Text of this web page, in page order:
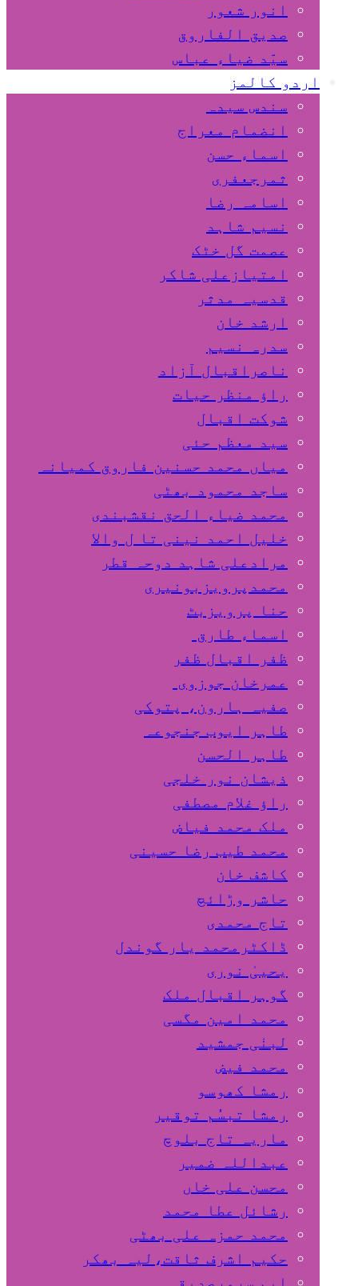
انور شعور
صدیق الفاروق
سیّد ضیاء عباس
اردو کالمز
سندس سیدہ
انضمام معراج
اسماء حسن
ثمرجعفری
اسامہ رضا
نسیم شاہد
عصمت گل خٹک
امتیازعلی شاکر
قدسیہ مدثر
ارشد خان
سدرہ نسیم
ناصراقبال آزاد
راؤ منظر حیات
شوکت اقبال
سید معظم حئی
میاں محمد حسنین فاروق کمیانہ
ساجد محمود بھٹی
محمد ضیاء الحق نقشبندی
خلیل احمد نینی تا ل والا
مرادعلی شاہد دوحہ قطر
محمدپرویزبونیری
حنا پرویزبٹ
اسماء طارق
ظفر اقبال ظفر
عمرخان جوزوی
صفیہ ہارون، پتوکی
طاہر ایوب جنجوعہ
طاہر الحسن
ذیشان نور خلجی
راﺅ غلام مصطفی
ملک محمد فیاض
محمد طیب رضا حسینی
کاشف خان
حاشر وڑائچ
تاج محمدی
ڈاکٹرمحمد یار گوندل
گوہر اقبال ملک
محمد امین مگسی
لبنٰی جمشید
محمد فیض
رمشا کھوسو
رمشا تبسُم توقیر
ماریہ تاج بلوچ
عبداللہ ضمیر
محسن علی خاں
رشائل عطا محمد
محمد حمزہ علی بھٹی
حکیم اشرف ثاقت،لیہ بھکر
ایم سرورصدیقی